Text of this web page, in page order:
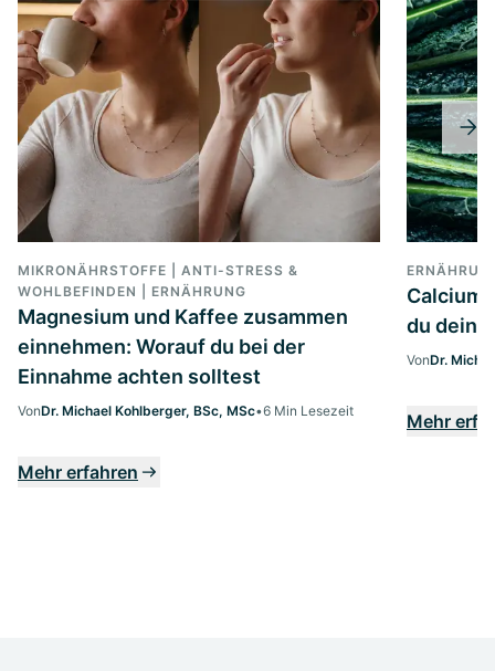
MIKRONÄHRSTOFFE | ANTI-STRESS &
WOHLBEFINDEN | ERNÄHRUNG
Magnesium und Kaffee zusammen
einnehmen: Worauf du bei der
Einnahme achten solltest
VonDr. Michael Kohlberger, BSc, MSc•6 Min Lesezeit
Mehr erfahren
Calcium
du
VonDr.
Mehr